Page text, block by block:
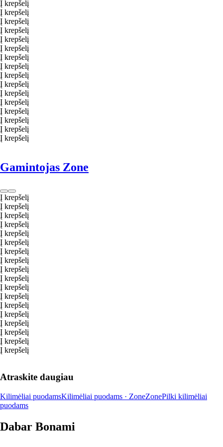
Į krepšelį
Į krepšelį
Į krepšelį
Į krepšelį
Į krepšelį
Į krepšelį
Į krepšelį
Į krepšelį
Į krepšelį
Į krepšelį
Į krepšelį
Į krepšelį
Į krepšelį
Į krepšelį
Į krepšelį
Į krepšelį
Gamintojas Zone
Į krepšelį
Į krepšelį
Į krepšelį
Į krepšelį
Į krepšelį
Į krepšelį
Į krepšelį
Į krepšelį
Į krepšelį
Į krepšelį
Į krepšelį
Į krepšelį
Į krepšelį
Į krepšelį
Į krepšelį
Į krepšelį
Į krepšelį
Į krepšelį
Atraskite daugiau
Kilimėliai puodamsKilimėliai puodams · ZoneZonePilki kilimėliai
puodams
Dabar Bonami